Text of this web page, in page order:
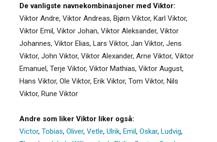
De vanligste navnekombinasjoner med Viktor:
Viktor Andre, Viktor Andreas, Bjørn Viktor, Karl Viktor,
Viktor Emil, Viktor Johan, Viktor Aleksander, Viktor
Johannes, Viktor Elias, Lars Viktor, Jan Viktor, Jens
Viktor, John Viktor, Viktor Alexander, Arne Viktor, Viktor
Emanuel, Terje Viktor, Viktor Mathias, Viktor August,
Hans Viktor, Ole Viktor, Erik Viktor, Tom Viktor, Nils
Viktor, Rune Viktor
Andre som liker Viktor liker også:
Victor, Tobias, Oliver, Vetle, Ulrik, Emil, Oskar, Ludvig,